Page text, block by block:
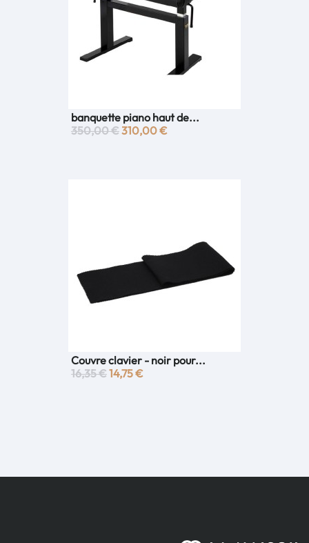
banquette piano haut de...
350,00 €310,00 €
Couvre clavier - noir pour...
16,35 €14,75 €